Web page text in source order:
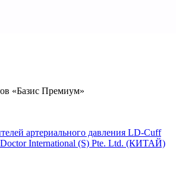
«Базис Премиум»
артериального давления LD-Cuff
International (S) Pte. Ltd. (КИТАЙ)